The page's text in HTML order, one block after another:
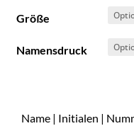
Größe
Namensdruck
Name | Initialen |